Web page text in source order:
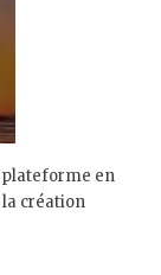
plateforme en
création